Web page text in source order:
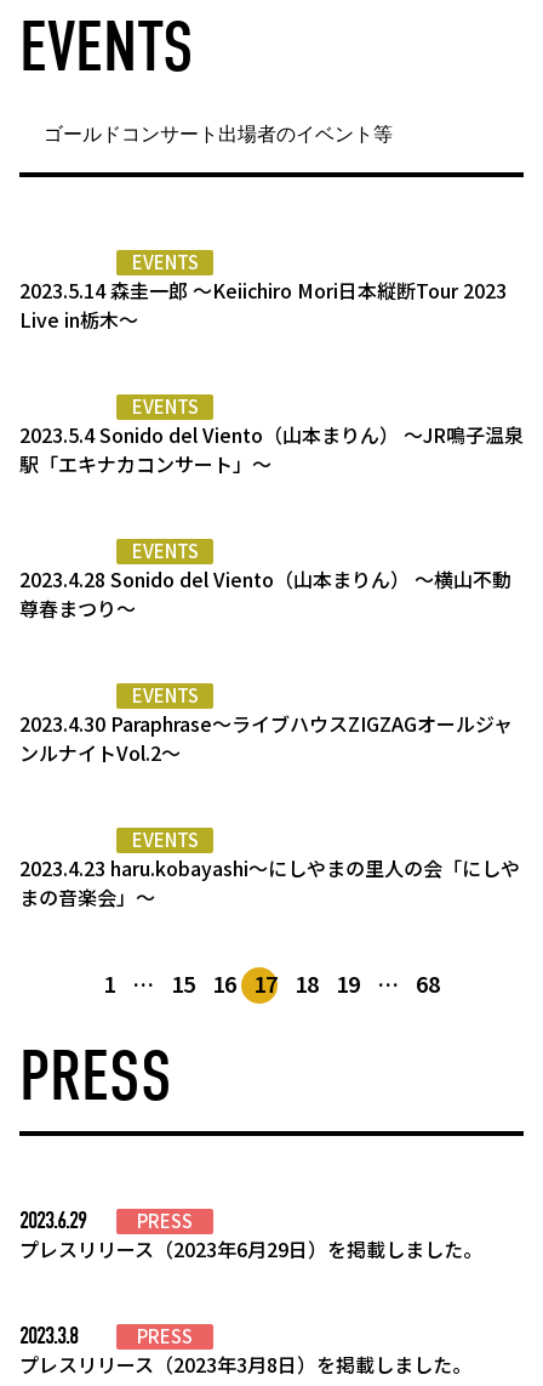
EVENTS
ゴールドコンサート出場者のイベント等
EVENTS
2023.5.14 森圭一郎 〜Keiichiro Mori日本縦断Tour 2023
Live in栃木〜
EVENTS
2023.5.4 Sonido del Viento（山本まりん） 〜JR鳴子温泉
駅「エキナカコンサート」〜
EVENTS
2023.4.28 Sonido del Viento（山本まりん） 〜横山不動
尊春まつり～
EVENTS
2023.4.30 Paraphrase〜ライブハウスZIGZAGオールジャ
ンルナイトVol.2〜
EVENTS
2023.4.23 haru.kobayashi〜にしやまの里人の会「にしや
まの音楽会」〜
1 … 15 16 17 18 19 … 68
PRESS
2023.6.29 PRESS
プレスリリース（2023年6月29日）を掲載しました。
2023.3.8 PRESS
プレスリリース（2023年3月8日）を掲載しました。